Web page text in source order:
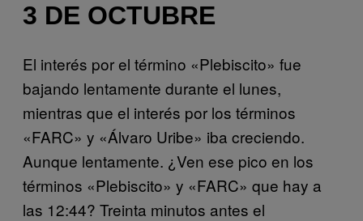
3 DE OCTUBRE
El interés por el término «Plebiscito» fue
bajando lentamente durante el lunes,
mientras que el interés por los términos
«FARC» y «Álvaro Uribe» iba creciendo.
Aunque lentamente. ¿Ven ese pico en los
términos «Plebiscito» y «FARC» que hay a
las 12:44? Treinta minutos antes el